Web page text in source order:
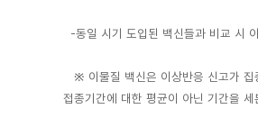
-동일 시기 도입된 백신들과 비교 시
※ 이물질 백신은 이상반응 신고가 집
접종기간에 대한 평균이 아닌 기간을